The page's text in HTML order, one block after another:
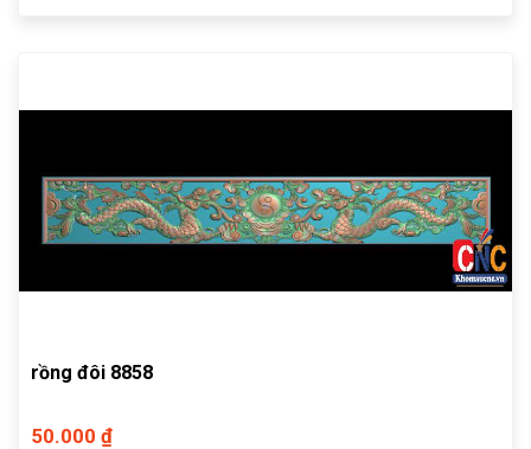
rồng đôi 8858
50.000 ₫